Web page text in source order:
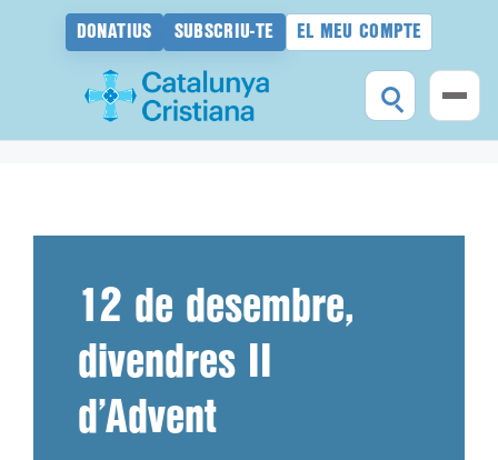
DONATIUS SUBSCRIU-TE EL MEU COMPTE
12 de desembre,
divendres II
d’Advent